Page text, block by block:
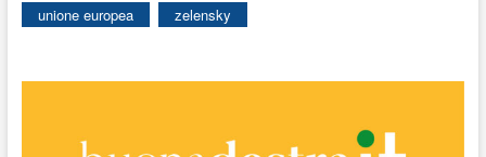
unione europea
zelensky